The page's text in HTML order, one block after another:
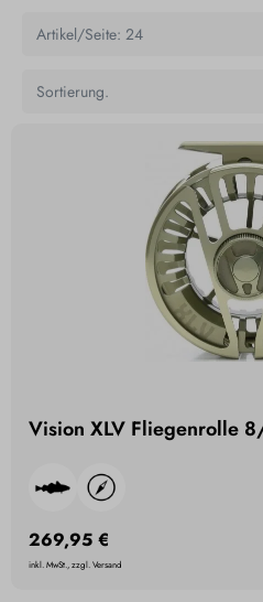
Vision XLV Fliegenrolle
269,95 €
inkl. MwSt., zzgl. Versand